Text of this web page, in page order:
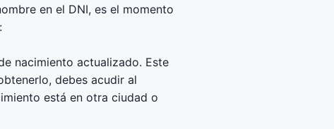
en el DNI, es el momento
nacimiento actualizado. Este
debes acudir al
está en otra ciudad o